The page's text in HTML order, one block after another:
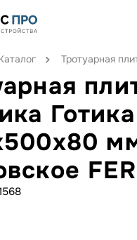
Тротуарная
Готика